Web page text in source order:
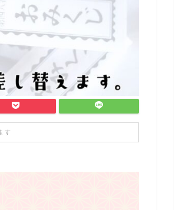
す